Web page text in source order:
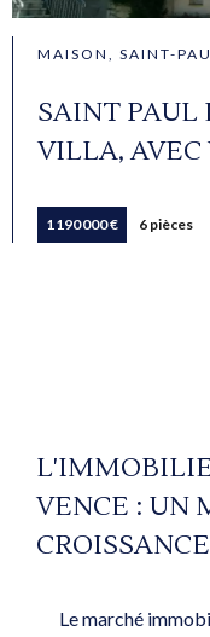
MAISON, SAINT-
SAINT PAUL
VILLA, AVEC
1 190 000 € 6 pièces
VENCE : UN
CROISSANCE
Le marché